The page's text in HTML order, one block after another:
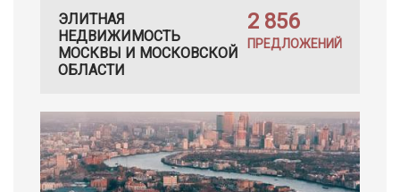
ЭЛИТНАЯ
НЕДВИЖИМОСТЬ
МОСКВЫ И МОСКОВСКОЙ
ОБЛАСТИ
2 856
ПРЕДЛОЖЕНИЙ